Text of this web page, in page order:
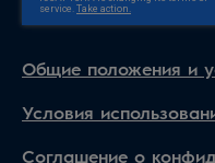
Общие положения и
Условия
Соглашение о